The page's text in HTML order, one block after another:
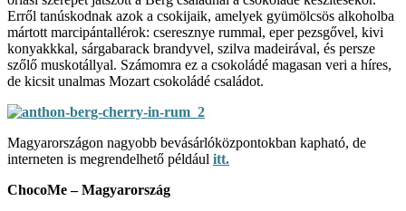
Erről tanúskodnak azok a csokijaik, amelyek gyümölcsös alkoholba
mártott marcipántallérok: cseresznye rummal, eper pezsgővel, kivi
konyakkkal, sárgabarack brandyvel, szilva madeirával, és persze
szőlő muskotállyal. Számomra ez a csokoládé magasan veri a híres,
de kicsit unalmas Mozart csokoládé családot.
Magyarországon nagyobb bevásárlóközpontokban kapható, de
interneten is megrendelhető például itt.
ChocoMe – Magyarország